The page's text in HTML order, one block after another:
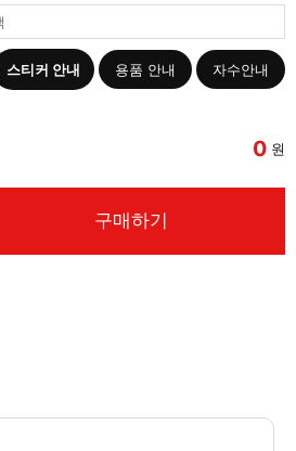
스티커 안내 용품 안내 자수안내
0 원
구매하기